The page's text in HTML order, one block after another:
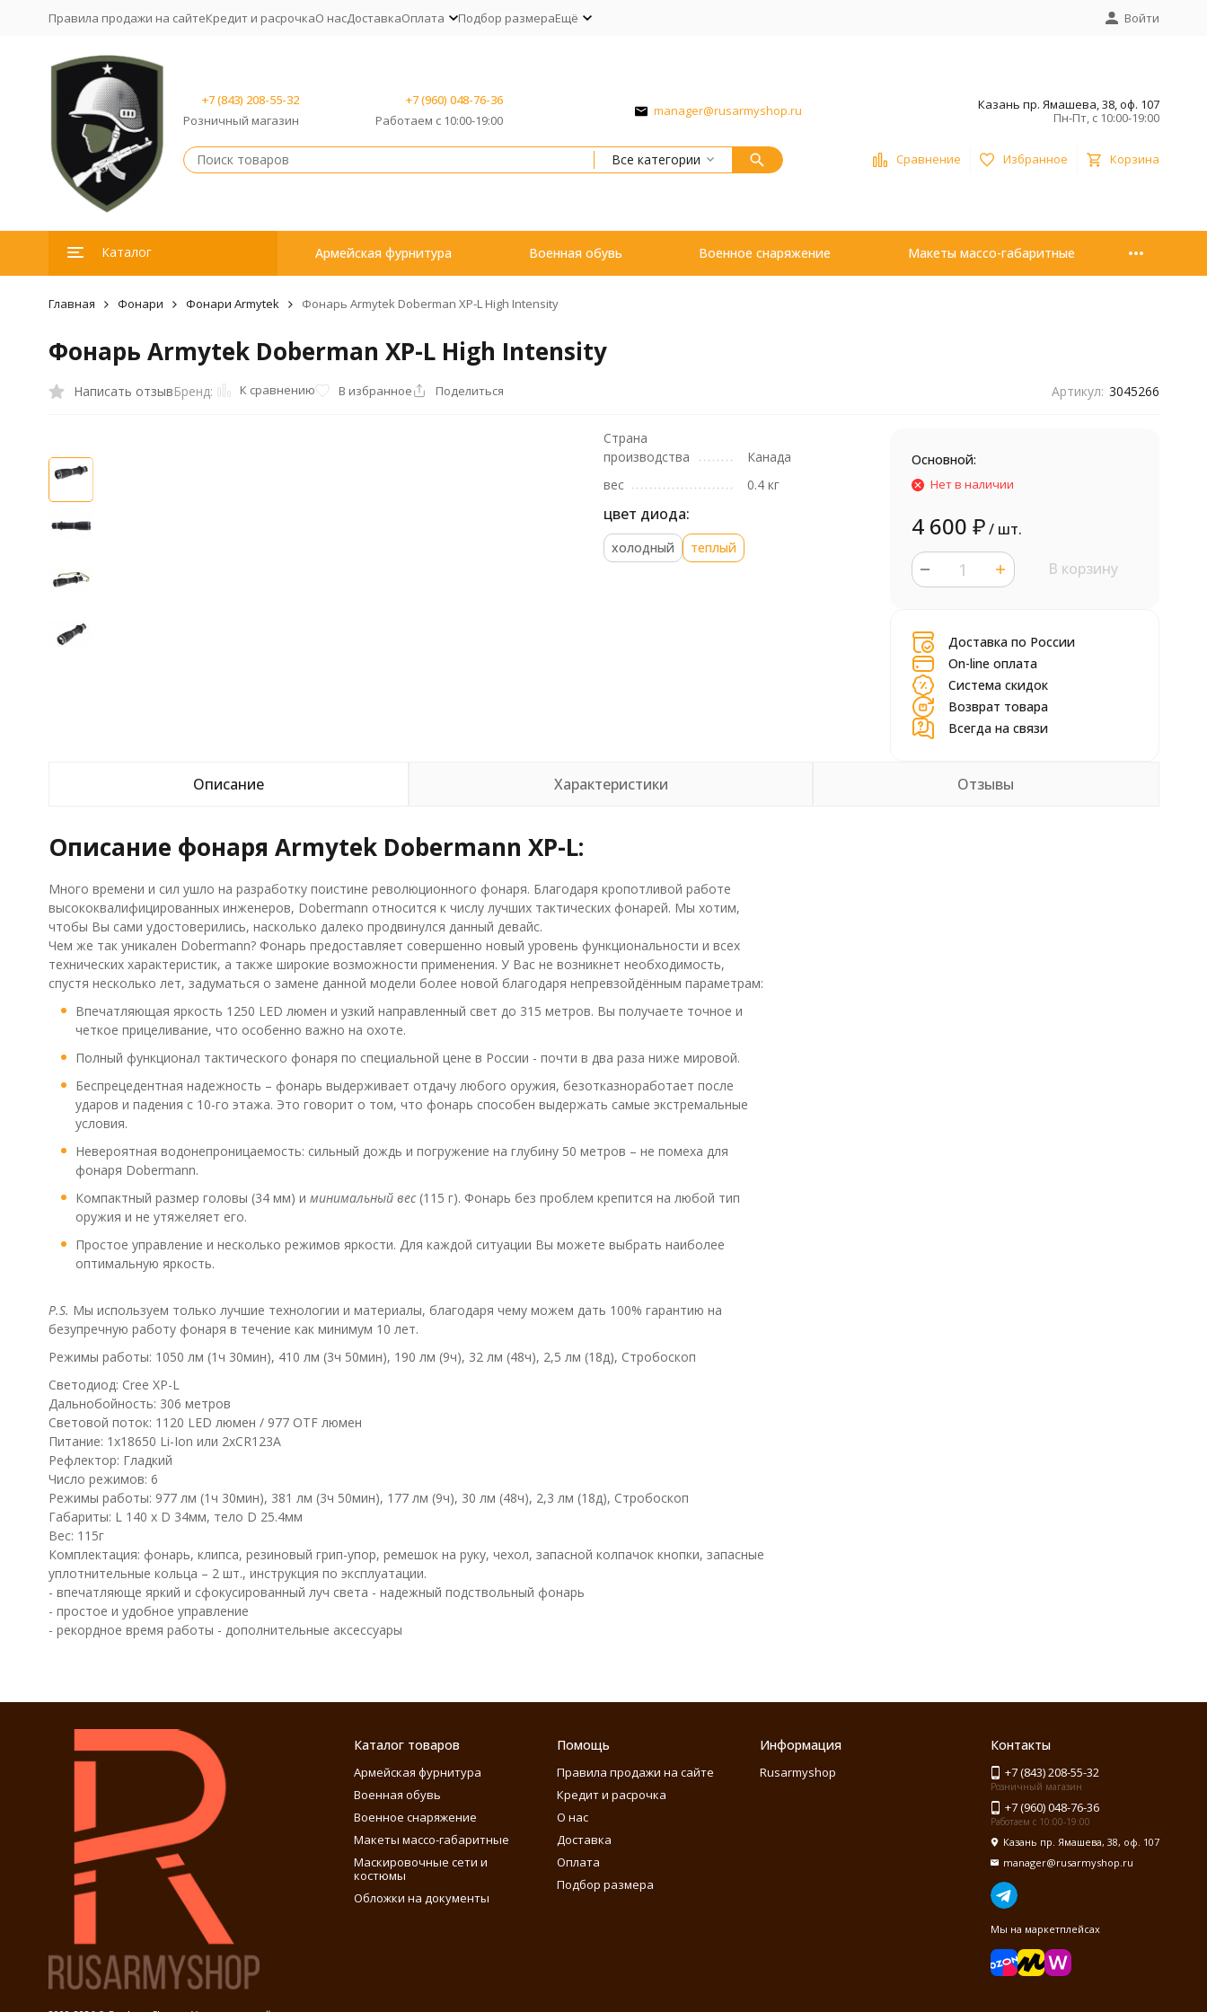
Правила продажи на сайтеКредит и расрочкаО насДоставкаОплата Подбор размераЕщё Войти
+7 (843) 208-55-32
Розничный магазин
+7 (960) 048-76-36
Работаем с 10:00-19:00
manager@rusarmyshop.ru
Казань пр. Ямашева, 38, оф. 107
Пн-Пт, с 10:00-19:00
Все категории Сравнение Избранное Корзина
Каталог Армейская фурнитура Военная обувь Военное снаряжение Макеты массо-габаритные
Главная Фонари Фонари Armytek Фонарь Armytek Doberman XP-L High Intensity
Фонарь Armytek Doberman XP-L High Intensity
Написать отзывБренд: К сравнению В избранное Поделиться Артикул: 3045266
Страна
производства
Канада
вес
0.4 кг
цвет диода:
холодный теплый
Основной:
Нет в наличии
4 600 ₽/ шт.
В корзину
Доставка по России
On-line оплата
Система скидок
Возврат товара
Всегда на связи
Описание Характеристики Отзывы
Описание фонаря Armytek Dobermann XP-L:
Много времени и сил ушло на разработку поистине революционного фонаря. Благодаря кропотливой работе
высококвалифицированных инженеров, Dobermann относится к числу лучших тактических фонарей. Мы хотим,
чтобы Вы сами удостоверились, насколько далеко продвинулся данный девайс.
Чем же так уникален Dobermann? Фонарь предоставляет совершенно новый уровень функциональности и всех
технических характеристик, а также широкие возможности применения. У Вас не возникнет необходимость,
спустя несколько лет, задуматься о замене данной модели более новой благодаря непревзойдённым параметрам:
Впечатляющая яркость 1250 LED люмен и узкий направленный свет до 315 метров. Вы получаете точное и
четкое прицеливание, что особенно важно на охоте.
Полный функционал тактического фонаря по специальной цене в России - почти в два раза ниже мировой.
Беспрецедентная надежность – фонарь выдерживает отдачу любого оружия, безотказноработает после
ударов и падения с 10-го этажа. Это говорит о том, что фонарь способен выдержать самые экстремальные
условия.
Невероятная водонепроницаемость: сильный дождь и погружение на глубину 50 метров – не помеха для
фонаря Dobermann.
Компактный размер головы (34 мм) и минимальный вес(115 г). Фонарь без проблем крепится на любой тип
оружия и не утяжеляет его.
Простое управление и несколько режимов яркости. Для каждой ситуации Вы можете выбрать наиболее
оптимальную яркость.
P.S. Мы используем только лучшие технологии и материалы, благодаря чему можем дать 100% гарантию на
безупречную работу фонаря в течение как минимум 10 лет.
Режимы работы: 1050 лм (1ч 30мин), 410 лм (3ч 50мин), 190 лм (9ч), 32 лм (48ч), 2,5 лм (18д), Стробоскоп
Светодиод: Cree XP-L
Дальнобойность: 306 метров
Световой поток: 1120 LED люмен / 977 OTF люмен
Питание: 1x18650 Li-Ion или 2xCR123A
Рефлектор: Гладкий
Число режимов: 6
Режимы работы: 977 лм (1ч 30мин), 381 лм (3ч 50мин), 177 лм (9ч), 30 лм (48ч), 2,3 лм (18д), Стробоскоп
Габариты: L 140 x D 34мм, тело D 25.4мм
Вес: 115г
Комплектация: фонарь, клипса, резиновый грип-упор, ремешок на руку, чехол, запасной колпачок кнопки, запасные
уплотнительные кольца – 2 шт., инструкция по эксплуатации.
- впечатляюще яркий и сфокусированный луч света - надежный подствольный фонарь
- простое и удобное управление
- рекордное время работы - дополнительные аксессуары
Каталог товаров
Армейская фурнитура
Военная обувь
Военное снаряжение
Макеты массо-габаритные
Маскировочные сети и
костюмы
Обложки на документы
Помощь
Правила продажи на сайте
Кредит и расрочка
О нас
Доставка
Оплата
Подбор размера
Информация
Rusarmyshop
Контакты
+7 (843) 208-55-32
Розничный магазин
+7 (960) 048-76-36
Работаем с 10:00-19:00
Казань пр. Ямашева, 38, оф. 107
manager@rusarmyshop.ru
Мы на маркетплейсах